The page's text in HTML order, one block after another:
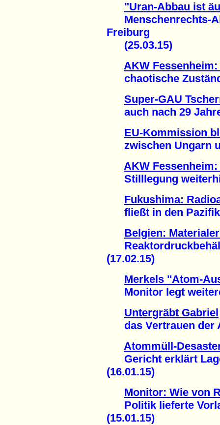
"Uran-Abbau ist
Menschenrechts-
Freiburg
(25.03.15)
AKW
chaotische
Super-GAU
auch nach 29
EU-Kommission
zwischen Ungarn
AKW
Stilllegung
Fukushima:
fließt in den Pazifik
Belgien:
(17.02.15)
Merkels "Atom-
Monitor legt
Untergräbt Gabriel
das Vertrauen der
Atommüll-
Gericht erklärt
(16.01.15)
Monitor: Wie von
Politik lieferte
(15.01.15)